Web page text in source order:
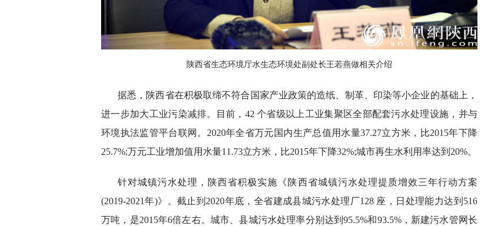
陕西省生态环境厅水生态环境处副处长王若燕做相关介绍
据悉，陕西省在积极取缔不符合国家产业政策的造纸、制革、印染等小企业的基础上，
进一步加大工业污染减排。目前，42 个省级以上工业集聚区全部配套污水处理设施，并与
环境执法监管平台联网。2020年全省万元国内生产总值用水量37.27立方米，比2015年下降
25.7%;万元工业增加值用水量11.73立方米，比2015年下降32%;城市再生水利用率达到20%。
针对城镇污水处理，陕西省积极实施《陕西省城镇污水处理提质增效三年行动方案
(2019-2021年)》。截止到2020年底，全省建成县城污水处理厂128 座，日处理能力达到516
万吨，是2015年6倍左右。城市、县城污水处理率分别达到95.5%和93.5%，新建污水管网长